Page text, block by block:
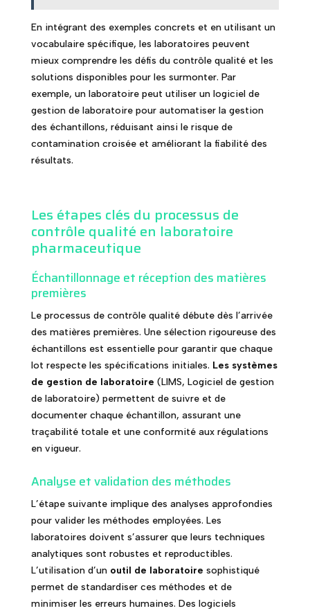
En intégrant des exemples concrets et en utilisant un
vocabulaire spécifique, les laboratoires peuvent
mieux comprendre les défis du contrôle qualité et les
solutions disponibles pour les surmonter. Par
exemple, un laboratoire peut utiliser un logiciel de
gestion de laboratoire pour automatiser la gestion
des échantillons, réduisant ainsi le risque de
contamination croisée et améliorant la fiabilité des
résultats.
Les étapes clés du processus de
contrôle qualité en laboratoire
pharmaceutique
Échantillonnage et réception des matières
premières
Le processus de contrôle qualité débute dès l’arrivée
des matières premières. Une sélection rigoureuse des
échantillons est essentielle pour garantir que chaque
lot respecte les spécifications initiales. Les systèmes
de gestion de laboratoire (LIMS, Logiciel de gestion
de laboratoire) permettent de suivre et de
documenter chaque échantillon, assurant une
traçabilité totale et une conformité aux régulations
en vigueur.
Analyse et validation des méthodes
L’étape suivante implique des analyses approfondies
pour valider les méthodes employées. Les
laboratoires doivent s’assurer que leurs techniques
analytiques sont robustes et reproductibles.
L’utilisation d’un outil de laboratoire sophistiqué
permet de standardiser ces méthodes et de
minimiser les erreurs humaines. Des logiciels